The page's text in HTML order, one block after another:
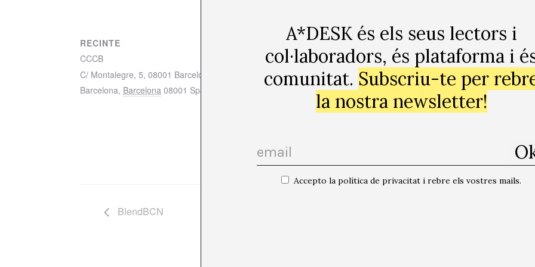
RECINTE
CCCB
C/ Montalegre, 5, 08001 Barcelona mapa
Barcelona, Barcelona 08001 Spain
BlendBCN
A*DESK és els seus lectors i
col·laboradors, és plataforma i
comunitat. Subscriu-te per
la nostra newsletter!
Accepto la política de privacitat i rebre els vostres mails.